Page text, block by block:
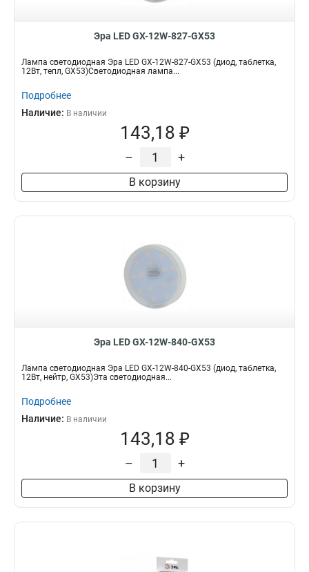
Эра LED GX-12W-827-GX53
Лампа светодиодная Эра LED GX-12W-827-GX53 (диод, таблетка,
12Вт, тепл, GX53)Светодиодная лампа...
Подробнее
Наличие: В наличии
143,18 ₽
– +
В корзину
Эра LED GX-12W-840-GX53
Лампа светодиодная Эра LED GX-12W-840-GX53 (диод, таблетка,
12Вт, нейтр, GX53)Эта светодиодная...
Подробнее
Наличие: В наличии
143,18 ₽
– +
В корзину